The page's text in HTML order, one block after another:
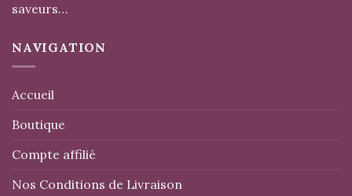
saveurs…
NAVIGATION
Accueil
Boutique
Compte affilié
Nos Conditions de Livraison